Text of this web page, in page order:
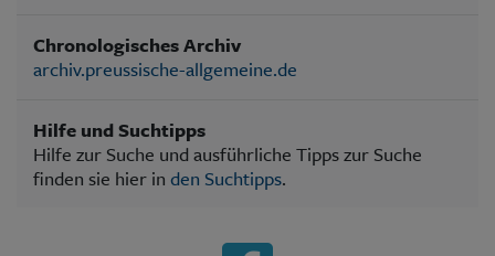
Chronologisches Archiv
archiv.preussische-allgemeine.de
Hilfe und Suchtipps
Hilfe zur Suche und ausführliche Tipps zur Suche
finden sie hier in den Suchtipps.